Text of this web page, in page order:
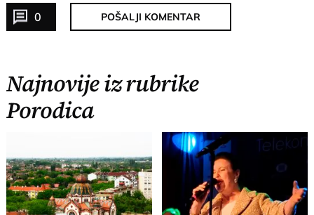
0 POŠALJI KOMENTAR
Najnovije iz rubrike
Porodica